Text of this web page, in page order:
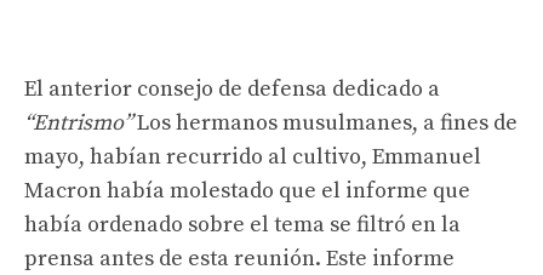
El anterior consejo de defensa dedicado a
“Entrismo”Los hermanos musulmanes, a fines de
mayo, habían recurrido al cultivo, Emmanuel
Macron había molestado que el informe que
había ordenado sobre el tema se filtró en la
prensa antes de esta reunión. Este informe